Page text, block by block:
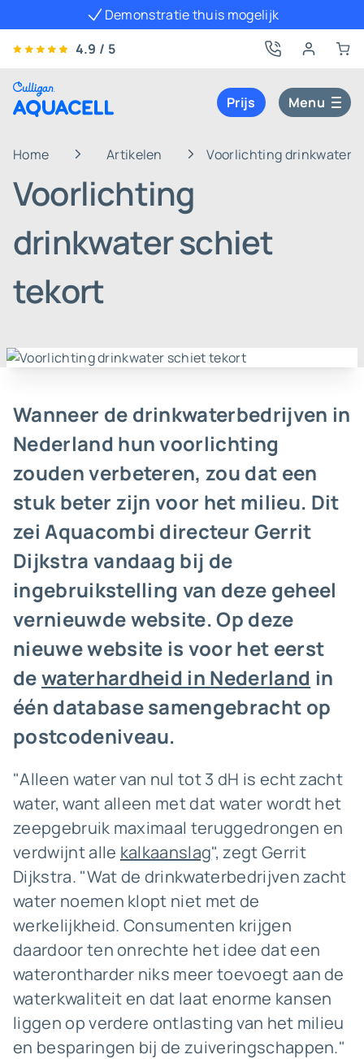
Demonstratie thuis mogelijk
4.9 / 5
Prijs Menu
Home Artikelen Voorlichting drinkwater
Voorlichting
drinkwater schiet
tekort
Wanneer de drinkwaterbedrijven in
Nederland hun voorlichting
zouden verbeteren, zou dat een
stuk beter zijn voor het milieu. Dit
zei Aquacombi directeur Gerrit
Dijkstra vandaag bij de
ingebruikstelling van deze geheel
vernieuwde website. Op deze
nieuwe website is voor het eerst
dewaterhardheid in Nederland in
één database samengebracht op
postcodeniveau.
"Alleen water van nul tot 3 dH is echt zacht
water, want alleen met dat water wordt het
zeepgebruik maximaal teruggedrongen en
verdwijnt alle kalkaanslag", zegt Gerrit
Dijkstra. "Wat de drinkwaterbedrijven zacht
water noemen klopt niet met de
werkelijkheid. Consumenten krijgen
daardoor ten onrechte het idee dat een
waterontharder niks meer toevoegt aan de
waterkwaliteit en dat laat enorme kansen
liggen op verdere ontlasting van het milieu
en besparingen bij de zuiveringschappen."